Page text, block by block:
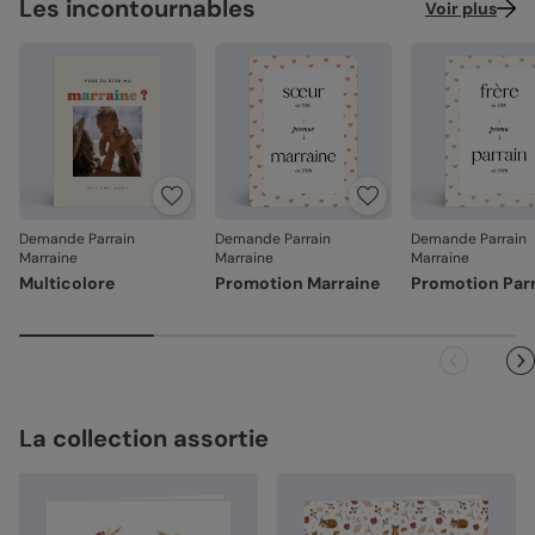
Les incontournables Voir plus
Demande Parrain
Marraine
Multicolore
Demande Parrain
Marraine
Promotion Marraine
Demande Parrain
Marraine
Promotion
La collection assortie